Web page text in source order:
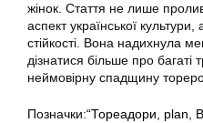
жінок. Стаття не лише
аспект української культури,
стійкості. Вона надихнула
дізнатися більше про багаті
неймовірну спадщину
Позначки:“Тореадори, plan,